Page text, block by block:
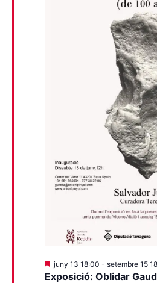
Exposició: Oblidar
Destacats
juny 13 18:00 - setembre 15